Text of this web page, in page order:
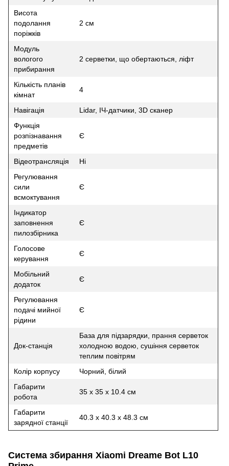
Висота
подолання
поріжків
2 см
Модуль
вологого
прибирання
2 серветки, що обертаються, ліфт
Кількість планів
кімнат
4
Навігація
Lidar, ІЧ-датчики, 3D сканер
Функція
розпізнавання
предметів
Є
Відеотрансляція
Ні
Регулювання
сили
всмоктування
Є
Індикатор
заповнення
пилозбірника
Є
Голосове
керування
Є
Мобільний
додаток
Є
Регулювання
подачі мийної
рідини
Є
Док-станція
База для підзарядки, прання серветок
холодною водою, сушіння серветок
теплим повітрям
Колір корпусу
Чорний, білий
Габарити
робота
35 х 35 х 10.4 см
Габарити
зарядної станції
40.3 х 40.3 х 48.3 см
Система збирання Xiaomi Dreame Bot L10